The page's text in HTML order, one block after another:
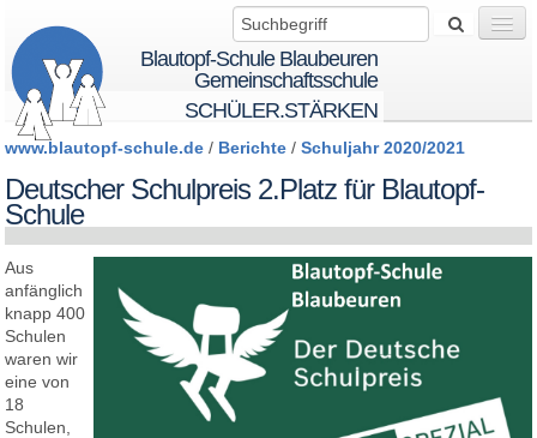
Blautopf-Schule Blaubeuren
Gemeinschaftsschule
SCHÜLER.STÄRKEN
Startseite
BTS - BeTheSolution
www.blautopf-schule.de / Berichte /Schuljahr 2020/2021
Deutscher Schulpreis 2.Platz für Blautopf-
Schule
Aus
anfänglich
knapp 400
Schulen
waren wir
eine von
18
Schulen,